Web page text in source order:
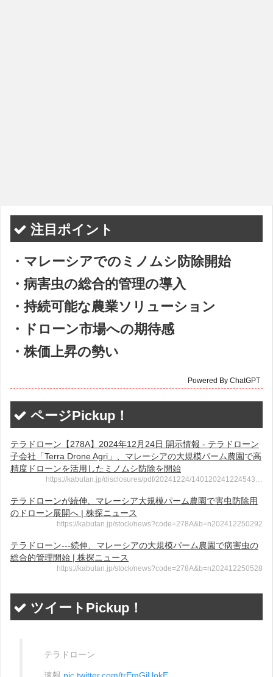
注目ポイント
・マレーシアでのミノムシ防除開始
・病害虫の総合的管理の導入
・持続可能な農業ソリューション
・ドローン市場への期待感
・株価上昇の勢い
Powered By ChatGPT
ページPickup！
テラドローン【278A】2024年12月24日 開示情報 - テラドローン
子会社「Terra Drone Agri」、マレーシアの大規模パーム農園で高
精度ドローンを活用したミノムシ防除を開始
https://kabutan.jp/disclosures/pdf/20241224/140120241224543…
テラドローンが続伸、マレーシア大規模パーム農園で害虫防除用
のドローン展開へ | 株探ニュース
https://kabutan.jp/stock/news?code=278A&b=n202412250292
テラドローン---続伸、マレーシアの大規模パーム農園で病害虫の
総合的管理開始 | 株探ニュース
https://kabutan.jp/stock/news?code=278A&b=n202412250528
ツイートPickup！
テラドローン